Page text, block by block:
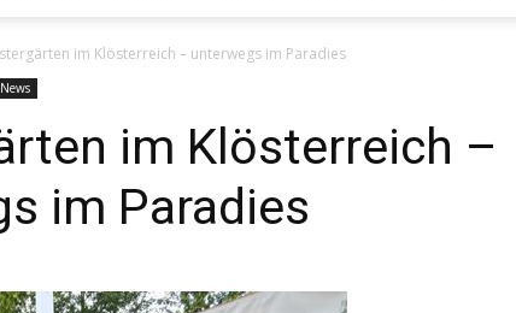
im Klösterreich – unterwegs im Paradies
News
im Klösterreich –
im Paradies